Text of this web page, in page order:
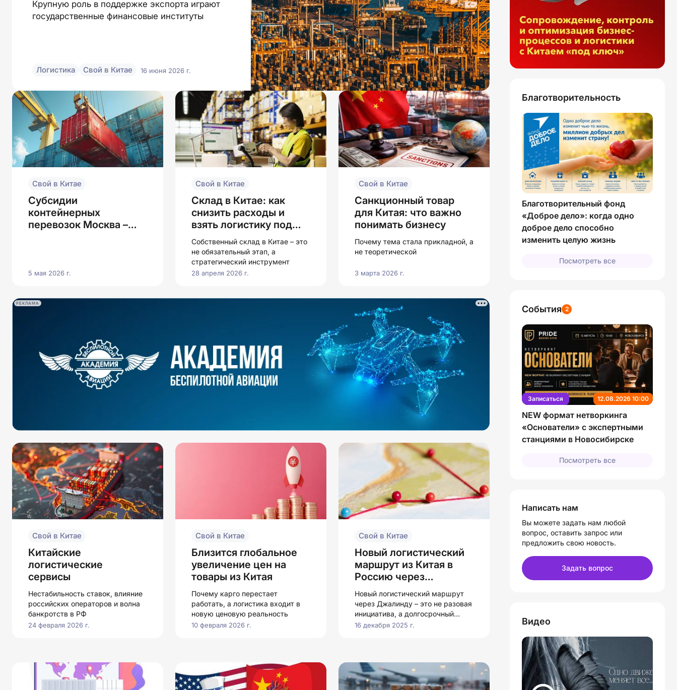
Крупную роль в поддержке экспорта играют
государственные финансовые институты
Логистика Свой в Китае 16 июня 2026 г.
Свой в Китае
Субсидии
контейнерных
перевозок Москва –
5 мая 2026 г.
Свой в Китае
Склад в Китае: как
снизить расходы и
взять логистику под
контроль
Собственный склад в Китае – это
не обязательный этап, а
стратегический инструмент
28 апреля 2026 г.
Свой в Китае
Санкционный товар
для Китая: что важно
понимать бизнесу
Почему тема стала прикладной, а
не теоретической
3 марта 2026 г.
РЕКЛАМА
Свой в Китае
Китайские
логистические
сервисы
Нестабильность ставок, влияние
российских операторов и волна
банкротств в РФ
24 февраля 2026 г.
Свой в Китае
Близится глобальное
увеличение цен на
товары из Китая
Почему карго перестает
работать, а логистика входит в
новую ценовую реальность
10 февраля 2026 г.
Свой в Китае
Новый логистический
маршрут из Китая в
Россию через
Джалинду
Новый логистический маршрут
через Джалинду – это не разовая
инициатива, а долгосрочный
инфраструктурный проект.
16 декабря 2025 г.
Благотворительность
Благотворительный фонд
«Доброе дело»: когда одно
доброе дело способно
изменить целую жизнь
Посмотреть все
События 2
12.08.2026 10:00
Записаться
NEW формат нетворкинга
«Основатели» с экспертными
станциями в Новосибирске
Посмотреть все
Написать нам
Вы можете задать нам любой
вопрос, оставить запрос или
предложить свою новость.
Задать вопрос
Видео